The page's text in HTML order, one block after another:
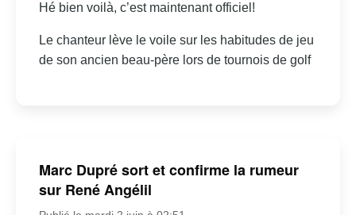
Hé bien voilà, c’est maintenant officiel!
Le chanteur lève le voile sur les habitudes de jeu
de son ancien beau-père lors de tournois de golf
Marc Dupré sort et confirme la rumeur
sur René Angélil